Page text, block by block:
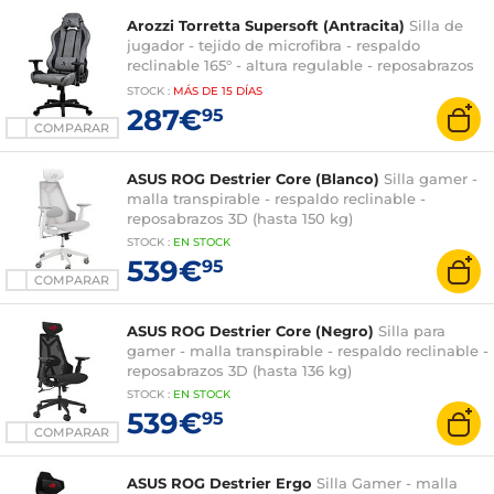
COMPARAR
Arozzi Torretta Supersoft (Antracita) Silla de
jugador - tejido de microfibra - respaldo
reclinable 165° - altura regulable - reposabrazos
3D - hasta 120 kg
STOCK : MÁS DE 15 DÍAS
287€95
COMPARAR
ASUS ROG Destrier Core (Blanco) Silla gamer -
malla transpirable - respaldo reclinable -
reposabrazos 3D (hasta 150 kg)
STOCK : EN STOCK
539€95
COMPARAR
ASUS ROG Destrier Core (Negro) Silla para
gamer - malla transpirable - respaldo reclinable -
reposabrazos 3D (hasta 136 kg)
STOCK : EN STOCK
539€95
ASUS ROG Destrier Ergo Silla Gamer - malla